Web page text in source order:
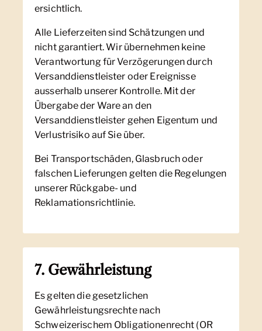
ersichtlich.
Alle Lieferzeiten sind Schätzungen und
nicht garantiert. Wir übernehmen keine
Verantwortung für Verzögerungen durch
Versanddienstleister oder Ereignisse
ausserhalb unserer Kontrolle. Mit der
Übergabe der Ware an den
Versanddienstleister gehen Eigentum und
Verlustrisiko auf Sie über.
Bei Transportschäden, Glasbruch oder
falschen Lieferungen gelten die Regelungen
unserer Rückgabe- und
Reklamationsrichtlinie.
7. Gewährleistung
Es gelten die gesetzlichen
Gewährleistungsrechte nach
Schweizerischem Obligationenrecht (OR